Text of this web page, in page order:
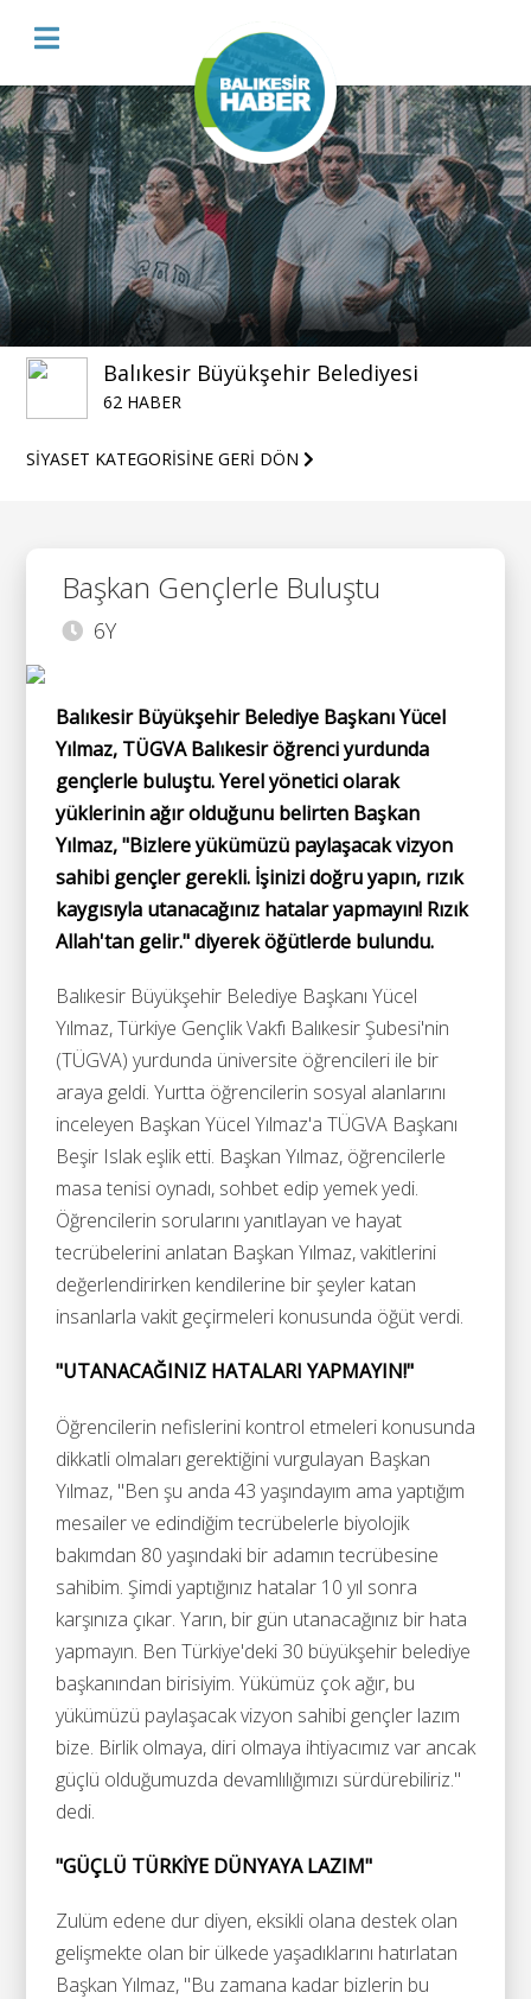
Balıkesir Büyükşehir Belediyesi
62 HABER
SİYASET KATEGORİSİNE GERİ DÖN
Başkan Gençlerle Buluştu
6Y
Balıkesir Büyükşehir Belediye Başkanı Yücel
Yılmaz, TÜGVA Balıkesir öğrenci yurdunda
gençlerle buluştu. Yerel yönetici olarak
yüklerinin ağır olduğunu belirten Başkan
Yılmaz, "Bizlere yükümüzü paylaşacak vizyon
sahibi gençler gerekli. İşinizi doğru yapın, rızık
kaygısıyla utanacağınız hatalar yapmayın! Rızık
Allah'tan gelir." diyerek öğütlerde bulundu.
Balıkesir Büyükşehir Belediye Başkanı Yücel
Yılmaz, Türkiye Gençlik Vakfı Balıkesir Şubesi'nin
(TÜGVA) yurdunda üniversite öğrencileri ile bir
araya geldi. Yurtta öğrencilerin sosyal alanlarını
inceleyen Başkan Yücel Yılmaz'a TÜGVA Başkanı
Beşir Islak eşlik etti. Başkan Yılmaz, öğrencilerle
masa tenisi oynadı, sohbet edip yemek yedi.
Öğrencilerin sorularını yanıtlayan ve hayat
tecrübelerini anlatan Başkan Yılmaz, vakitlerini
değerlendirirken kendilerine bir şeyler katan
insanlarla vakit geçirmeleri konusunda öğüt verdi.
"UTANACAĞINIZ HATALARI YAPMAYIN!"
Öğrencilerin nefislerini kontrol etmeleri konusunda
dikkatli olmaları gerektiğini vurgulayan Başkan
Yılmaz, "Ben şu anda 43 yaşındayım ama yaptığım
mesailer ve edindiğim tecrübelerle biyolojik
bakımdan 80 yaşındaki bir adamın tecrübesine
sahibim. Şimdi yaptığınız hatalar 10 yıl sonra
karşınıza çıkar. Yarın, bir gün utanacağınız bir hata
yapmayın. Ben Türkiye'deki 30 büyükşehir belediye
başkanından birisiyim. Yükümüz çok ağır, bu
yükümüzü paylaşacak vizyon sahibi gençler lazım
bize. Birlik olmaya, diri olmaya ihtiyacımız var ancak
güçlü olduğumuzda devamlılığımızı sürdürebiliriz."
dedi.
"GÜÇLÜ TÜRKİYE DÜNYAYA LAZIM"
Zulüm edene dur diyen, eksikli olana destek olan
gelişmekte olan bir ülkede yaşadıklarını hatırlatan
Başkan Yılmaz, "Bu zamana kadar bizlerin bu